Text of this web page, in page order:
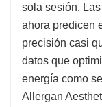
sola sesión.
ahora predicen
precisión casi
datos que
energía como
Allergan